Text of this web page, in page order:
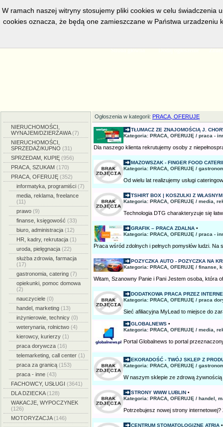
w bieżacej chwili posiadamy5558aktywnych ogłoszeń, serwis
Strona główna Dodaj ogłoszenie
NIERUCHOMOŚCI,
WYNAJEM/DZIERŻAWA(7)
NIERUCHOMOŚCI,
SPRZEDAŻ/KUPNO (31)
SPRZEDAM, KUPIĘ (956)
PRACA, SZUKAM (170)
PRACA, OFERUJĘ (352)
informatyka, programiści (7)
media, reklama, freelance
(11)
prawo (9)
finanse, księgowość (33)
biuro, administracja (12)
HR, kadry, rekrutacja (1)
uroda, pielęgnacja (22)
służba zdrowia, farmacja
(17)
gastronomia, catering (7)
opiekunki, pomoc domowa
(2)
nauczyciele (0)
handel, marketing (13)
inżynierowie, technicy (0)
weterynaria, rolnictwo (4)
kierowcy, kurierzy (1)
praca dorywcza (16)
telemarketing, call center (1)
praca za granicą (153)
praca - inne (43)
FACHOWCY, USŁUGI (3641)
DLA DZIECKA(128)
WAKACJE, WYPOCZYNEK
(126)
MOTORYZACJA(146)
Ogłoszenia w kategorii: PRACA, OFERUJĘ
TŁUMACZ ZE ZNAJOMOŚCIĄ J.
Kategoria: PRACA, OFERUJĘ / praca -
Dla naszego klienta rekrutujemy osoby z
MAZOWSZAK - FINGER FOOD
Kategoria: PRACA, OFERUJĘ /
Od wielu lat realizujemy usługi
TSHIRT BOX | KOSZULKI Z
Kategoria: PRACA, OFERUJĘ / media,
Technologia DTG charakteryzuje się
GRAFIK – PRACA ZDALNA •
Kategoria: PRACA, OFERUJĘ / praca -
Praca wśród zdolnych i pełnych pomysłów ludzi. Na
POZYCZKA AUTO - POZYCZKA NA
Kategoria: PRACA, OFERUJĘ / finanse,
Witam, Szanowny Panie i Pani Jestem osoba, która
DODATKOWA PRACA PRZEZ
Kategoria: PRACA, OFERUJĘ / praca
Sieć afiliacyjna MyLead to miejsce do
GLOBALNEWS •
Kategoria: PRACA, OFERUJĘ / media,
Portal Globalnews to portal
EKORADOŚĆ - TWÓJ SKLEP Z
Kategoria: PRACA, OFERUJĘ /
W naszym sklepie ze zdrową
STRONY WWW LUBLIN •
Kategoria: PRACA, OFERUJĘ / handel,
Potrzebujesz nowej strony
CENTRUM STOMATOLOGIZNE ATRIA •
W ramach naszej witryny stosujemy pliki cookies w celu świadczenia
cookies oznacza, że będą one zamieszczane w Państwa